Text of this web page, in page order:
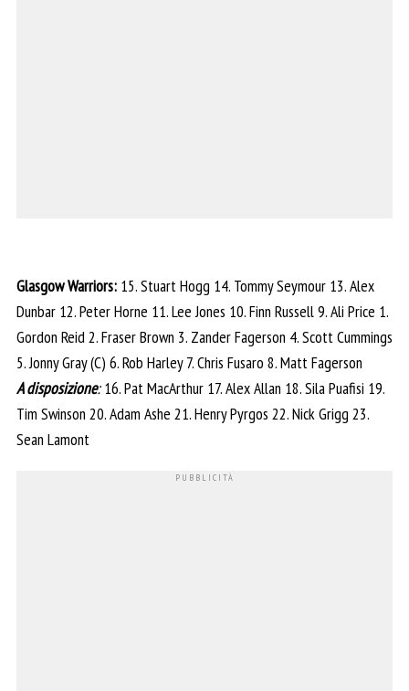
Glasgow Warriors: 15. Stuart Hogg 14. Tommy Seymour 13. Alex
Dunbar 12. Peter Horne 11. Lee Jones 10. Finn Russell 9. Ali Price 1.
Gordon Reid 2. Fraser Brown 3. Zander Fagerson 4. Scott Cummings
5. Jonny Gray (C) 6. Rob Harley 7. Chris Fusaro 8. Matt Fagerson
A disposizione: 16. Pat MacArthur 17. Alex Allan 18. Sila Puafisi 19.
Tim Swinson 20. Adam Ashe 21. Henry Pyrgos 22. Nick Grigg 23.
Sean Lamont